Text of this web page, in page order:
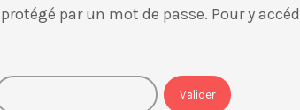
par un mot de passe. Pour y